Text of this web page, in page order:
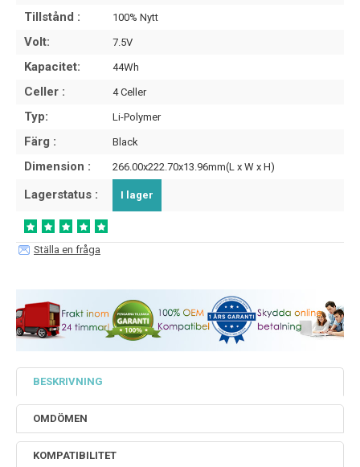
Tillstånd : 100% Nytt
Volt: 7.5V
Kapacitet: 44Wh
Celler : 4 Celler
Typ: Li-Polymer
Färg : Black
Dimension : 266.00x222.70x13.96mm(L x W x H)
Lagerstatus : I lager
Ställa en fråga
BESKRIVNING
OMDÖMEN
KOMPATIBILITET